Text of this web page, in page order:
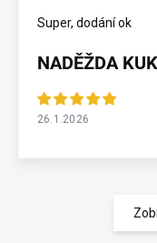
Super, dodání ok
NADĚŽDA
26.1.2026